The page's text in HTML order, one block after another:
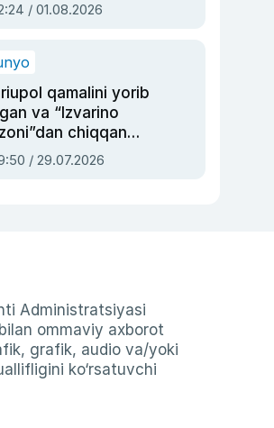
asrab
/ 01.08.2026
qamalini yorib
va “Izvarino
chiqqan
— Ukraina
bosh
/ 29.07.2026
Administratsiyasi
ommaviy axborot
grafik, audio va/yoki
ko‘rsatuvchi